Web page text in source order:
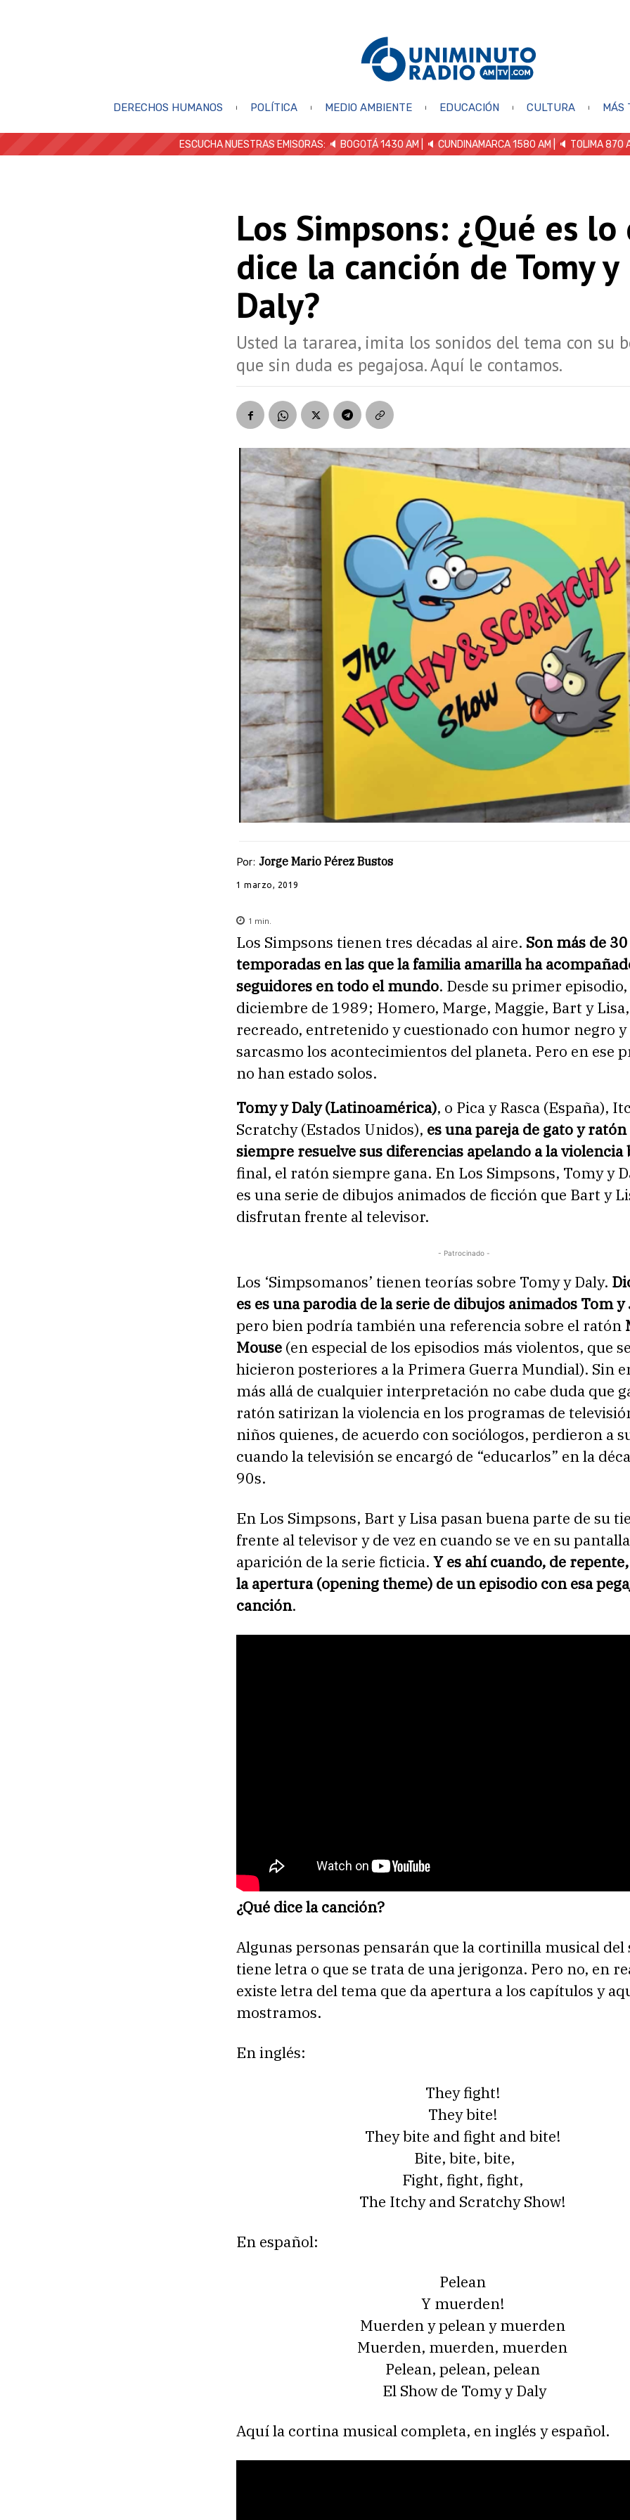
DERECHOS HUMANOS POLÍTICA MEDIO AMBIENTE EDUCACIÓN CULTURA MÁS
ESCUCHA NUESTRAS EMISORAS: 🔈 BOGOTÁ 1430 AM | 🔈 CUNDINAMARCA 1580 AM | 🔈 TOLIMA 870
Los Simpsons: ¿Qué es lo
dice la canción de Tomy y
Daly?
Usted la tararea, imita los sonidos del tema con su
que sin duda es pegajosa. Aquí le contamos.
Por: Jorge Mario Pérez Bustos
1 marzo, 2019
1 min.
Los Simpsons tienen tres décadas al aire. Son más de 30
temporadas en las que la familia amarilla ha
seguidores en todo el mundo. Desde su primer
diciembre de 1989; Homero, Marge, Maggie, Bart y
recreado, entretenido y cuestionado con humor negro y
sarcasmo los acontecimientos del planeta. Pero en ese
no han estado solos.
Tomy y Daly (Latinoamérica), o Pica y Rasca (España),
Scratchy (Estados Unidos), es una pareja de gato y
siempre resuelve sus diferencias apelando a la
final, el ratón siempre gana. En Los Simpsons, Tomy y
es una serie de dibujos animados de ficción que Bart y
disfrutan frente al televisor.
- Patrocinado -
Los ‘Simpsomanos’ tienen teorías sobre Tomy y Daly.
es es una parodia de la serie de dibujos animados Tom
pero bien podría también una referencia sobre el ratón
Mouse (en especial de los episodios más violentos, que
hicieron posteriores a la Primera Guerra Mundial). Sin
más allá de cualquier interpretación no cabe duda que
ratón satirizan la violencia en los programas de
niños quienes, de acuerdo con sociólogos, perdieron a
cuando la televisión se encargó de “educarlos” en la
90s.
En Los Simpsons, Bart y Lisa pasan buena parte de su
frente al televisor y de vez en cuando se ve en su
aparición de la serie ficticia. Y es ahí cuando, de
la apertura (opening theme) de un episodio con esa
canción.
¿Qué dice la canción?
Algunas personas pensarán que la cortinilla musical del
tiene letra o que se trata de una jerigonza. Pero no, en
existe letra del tema que da apertura a los capítulos y
mostramos.
En inglés:
They fight!
They bite!
They bite and fight and bite!
Bite, bite, bite,
Fight, fight, fight,
The Itchy and Scratchy Show!
En español:
Pelean
Y muerden!
Muerden y pelean y muerden
Muerden, muerden, muerden
Pelean, pelean, pelean
El Show de Tomy y Daly
Aquí la cortina musical completa, en inglés y español.